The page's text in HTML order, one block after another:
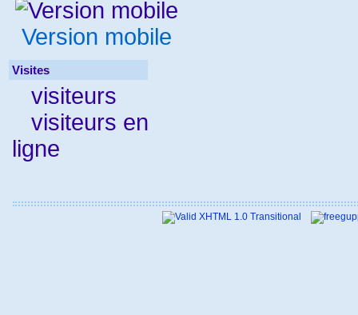
Version mobile
Visites
visiteurs
visiteurs en
ligne